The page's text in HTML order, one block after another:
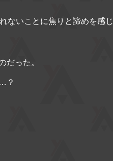
ないことに焦りと諦めを感じ
だった。
？